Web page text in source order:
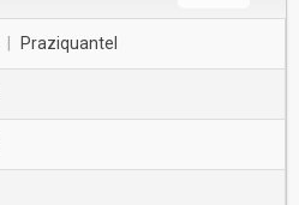
Praziquantel